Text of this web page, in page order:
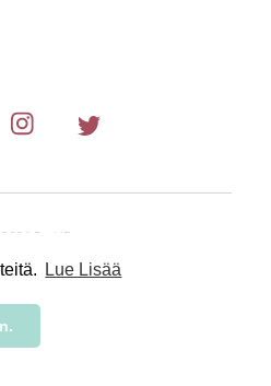
Lue Lisää
RetkiRent .